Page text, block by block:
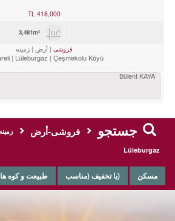
TL 418,000
فروشی أرض
زمینه
Lüleburgaz
Çeşmekolu Köyü
Bülent KAYA
جستجو فروشی-أرض
Lüleburgaz
مسکن (با تخفیف (مناسب طبیعت و کوه ها